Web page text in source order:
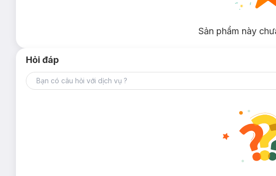
Sản phẩm này
Hỏi đáp